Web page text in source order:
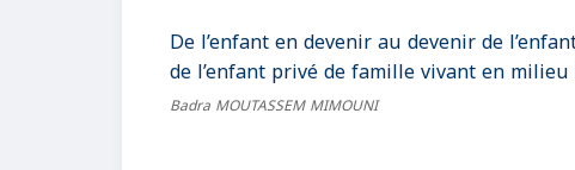
De l’enfant en devenir au devenir de
de l’enfant privé de famille vivant en
Badra MOUTASSEM MIMOUNI